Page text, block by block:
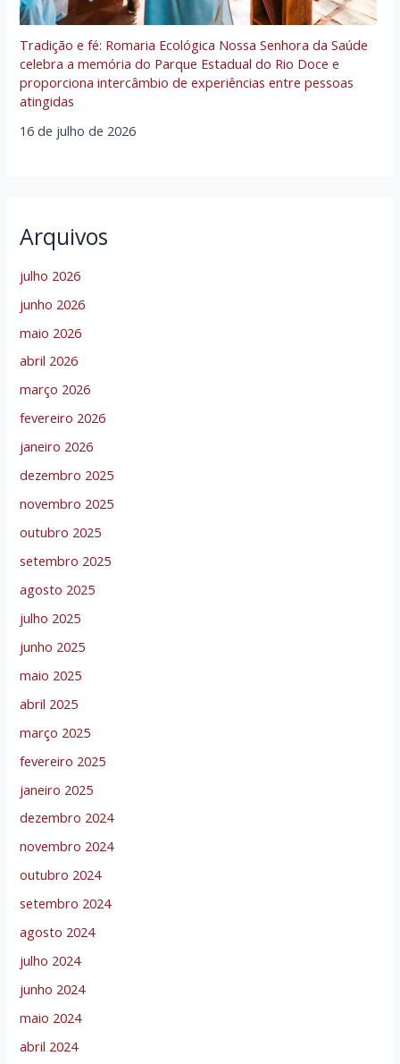
Tradição e fé: Romaria Ecológica Nossa Senhora da Saúde
celebra a memória do Parque Estadual do Rio Doce e
proporciona intercâmbio de experiências entre pessoas
atingidas
16 de julho de 2026
Arquivos
julho 2026
junho 2026
maio 2026
abril 2026
março 2026
fevereiro 2026
janeiro 2026
dezembro 2025
novembro 2025
outubro 2025
setembro 2025
agosto 2025
julho 2025
junho 2025
maio 2025
abril 2025
março 2025
fevereiro 2025
janeiro 2025
dezembro 2024
novembro 2024
outubro 2024
setembro 2024
agosto 2024
julho 2024
junho 2024
maio 2024
abril 2024